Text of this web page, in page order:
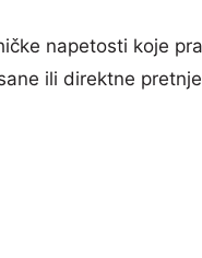
napetosti koje
ili direktne